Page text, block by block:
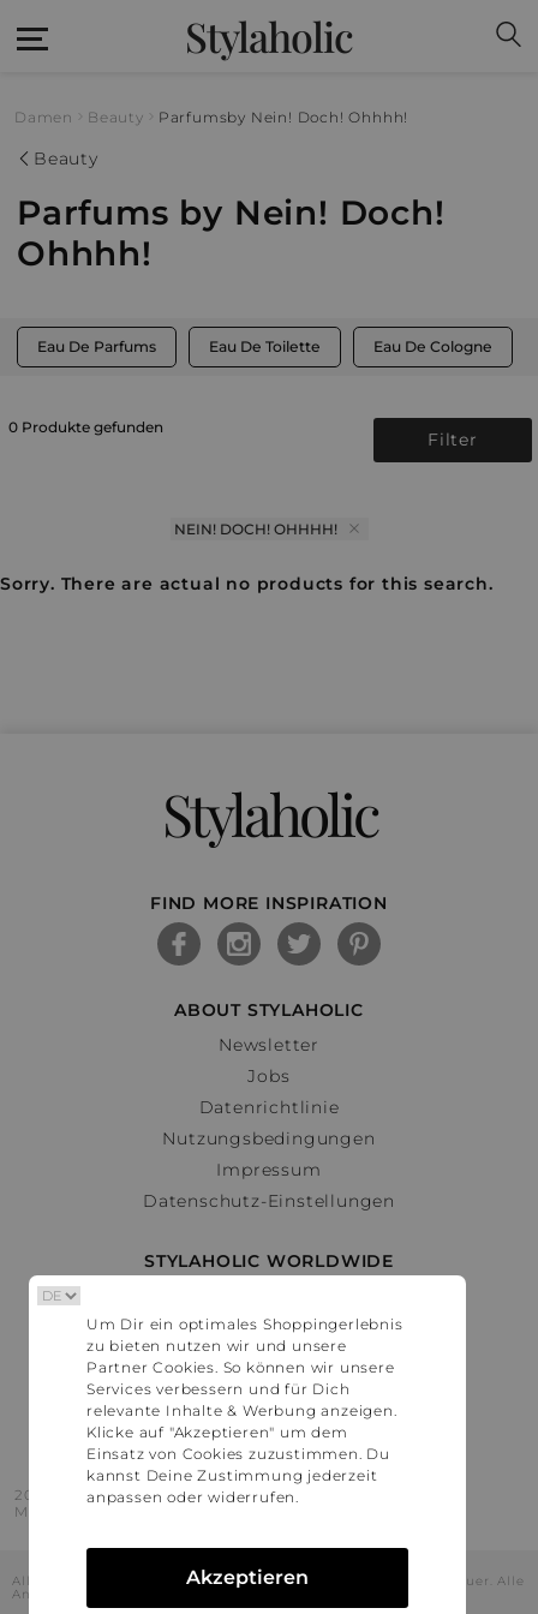
Stylaholic
Damen Beauty Parfumsby Nein! Doch! Ohhhh!
Beauty
Parfums by Nein! Doch!
Ohhhh!
Eau De Parfums Eau De Toilette Eau De Cologne
0 Produkte gefunden
Filter
NEIN! DOCH! OHHHH!
Sorry. There are actual no products for this search.
Stylaholic
FIND MORE INSPIRATION
ABOUT STYLAHOLIC
Newsletter
Jobs
Datenrichtlinie
Nutzungsbedingungen
Impressum
Datenschutz-Einstellungen
STYLAHOLIC WORLDWIDE
Österreich
Schweiz
France
United States
2016 - 2026 © Stylaholic.
Made for you with love in munich.
Alle Preise inkl. der jeweils geltenden gesetzlichen Mehrwertsteuer. Alle
Angaben ohne Gewähr.
Um Dir ein optimales Shoppingerlebnis
zu bieten nutzen wir und unsere
Partner Cookies. So können wir unsere
Services verbessern und für Dich
relevante Inhalte & Werbung anzeigen.
Klicke auf "Akzeptieren" um dem
Einsatz von Cookies zuzustimmen. Du
kannst Deine Zustimmung jederzeit
anpassen oder widerrufen.
Akzeptieren